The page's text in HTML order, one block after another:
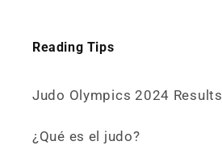
Reading Tips
Judo Olympics 2024 Results
¿Qué es el judo?